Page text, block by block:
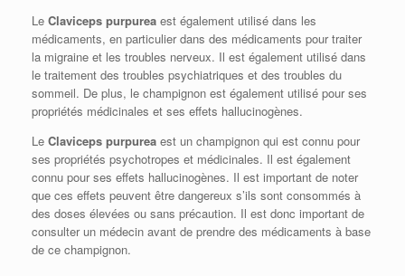
Le Claviceps purpurea est également utilisé dans les
médicaments, en particulier dans des médicaments pour traiter
la migraine et les troubles nerveux. Il est également utilisé dans
le traitement des troubles psychiatriques et des troubles du
sommeil. De plus, le champignon est également utilisé pour ses
propriétés médicinales et ses effets hallucinogènes.
Le Claviceps purpurea est un champignon qui est connu pour
ses propriétés psychotropes et médicinales. Il est également
connu pour ses effets hallucinogènes. Il est important de noter
que ces effets peuvent être dangereux s’ils sont consommés à
des doses élevées ou sans précaution. Il est donc important de
consulter un médecin avant de prendre des médicaments à base
de ce champignon.